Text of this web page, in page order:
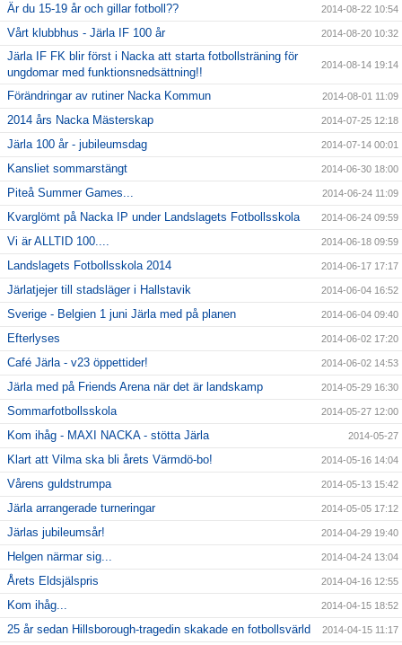
Är du 15-19 år och gillar fotboll?? 2014-08-22 10:54
Vårt klubbhus - Järla IF 100 år 2014-08-20 10:32
Järla IF FK blir först i Nacka att starta fotbollsträning för
ungdomar med funktionsnedsättning!!
2014-08-14 19:14
Förändringar av rutiner Nacka Kommun 2014-08-01 11:09
2014 års Nacka Mästerskap 2014-07-25 12:18
Järla 100 år - jubileumsdag 2014-07-14 00:01
Kansliet sommarstängt 2014-06-30 18:00
Piteå Summer Games... 2014-06-24 11:09
Kvarglömt på Nacka IP under Landslagets Fotbollsskola 2014-06-24 09:59
Vi är ALLTID 100.... 2014-06-18 09:59
Landslagets Fotbollsskola 2014 2014-06-17 17:17
Järlatjejer till stadsläger i Hallstavik 2014-06-04 16:52
Sverige - Belgien 1 juni Järla med på planen 2014-06-04 09:40
Efterlyses 2014-06-02 17:20
Café Järla - v23 öppettider! 2014-06-02 14:53
Järla med på Friends Arena när det är landskamp 2014-05-29 16:30
Sommarfotbollsskola 2014-05-27 12:00
Kom ihåg - MAXI NACKA - stötta Järla 2014-05-27
Klart att Vilma ska bli årets Värmdö-bo! 2014-05-16 14:04
Vårens guldstrumpa 2014-05-13 15:42
Järla arrangerade turneringar 2014-05-05 17:12
Järlas jubileumsår! 2014-04-29 19:40
Helgen närmar sig... 2014-04-24 13:04
Årets Eldsjälspris 2014-04-16 12:55
Kom ihåg... 2014-04-15 18:52
25 år sedan Hillsborough-tragedin skakade en fotbollsvärld 2014-04-15 11:17